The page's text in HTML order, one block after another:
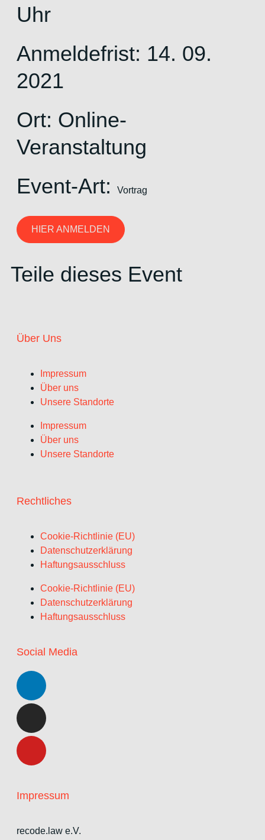
Uhr
Anmeldefrist: 14. 09.
2021
Ort: Online-
Veranstaltung
Event-Art:
Vortrag
HIER ANMELDEN
Teile dieses Event
Über Uns
Impressum
Über uns
Unsere Standorte
Impressum
Über uns
Unsere Standorte
Rechtliches
Cookie-Richtlinie (EU)
Datenschutzerklärung
Haftungsausschluss
Cookie-Richtlinie (EU)
Datenschutzerklärung
Haftungsausschluss
Social Media
Impressum
recode.law e.V.